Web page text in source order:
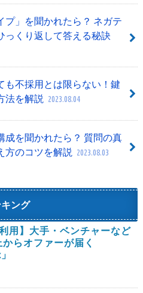
プ」を聞かれたら？ ネガテ
っくり返して答える秘訣
も不採用とは限らない！鍵
法を解説
2023.08.04
成を聞かれたら？ 質問の真
方のコツを解説
2023.08.03
ング
用】大手・ベンチャーなど
らオファーが届く